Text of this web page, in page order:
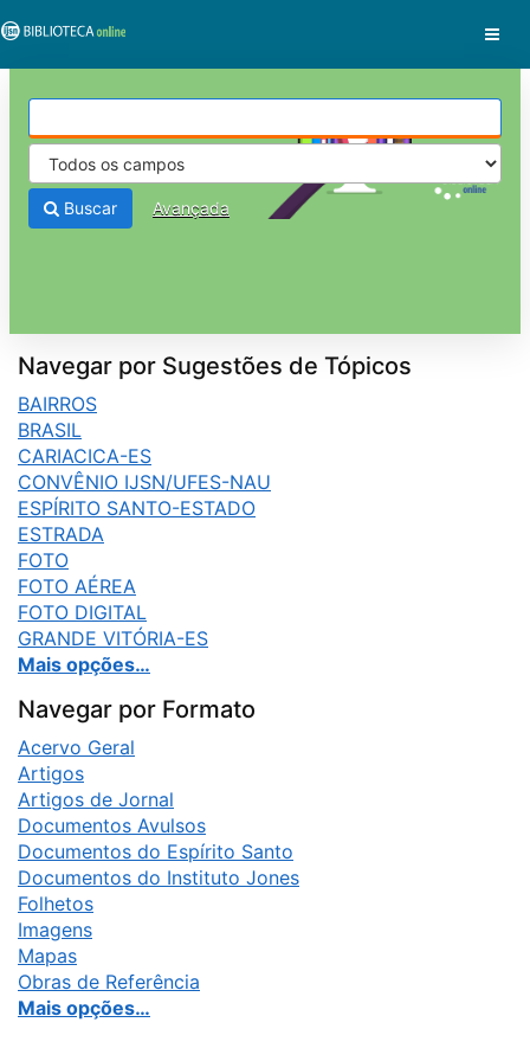
VuFind
Buscar Avançada
Navegar por Sugestões de Tópicos
BAIRROS
BRASIL
CARIACICA-ES
CONVÊNIO IJSN/UFES-NAU
ESPÍRITO SANTO-ESTADO
ESTRADA
FOTO
FOTO AÉREA
FOTO DIGITAL
GRANDE VITÓRIA-ES
Mais opções…
Navegar por Formato
Acervo Geral
Artigos
Artigos de Jornal
Documentos Avulsos
Documentos do Espírito Santo
Documentos do Instituto Jones
Folhetos
Imagens
Mapas
Obras de Referência
Mais opções…